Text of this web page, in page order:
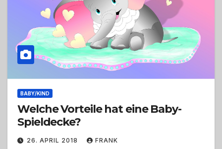
BABY/KIND
Welche Vorteile hat eine Baby-
Spieldecke?
26. APRIL 2018 FRANK